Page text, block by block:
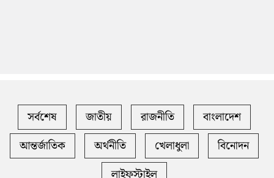
সর্বশেষ জাতীয় রাজনীতি
বাংলাদেশ
আন্তর্জাতিক
অর্থনীতি খেলাধুলা
বিনোদন